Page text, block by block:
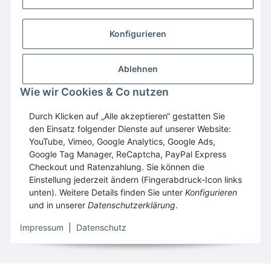
Konfigurieren
Ablehnen
Wie wir Cookies & Co nutzen
Durch Klicken auf „Alle akzeptieren“ gestatten Sie
den Einsatz folgender Dienste auf unserer Website:
YouTube, Vimeo, Google Analytics, Google Ads,
Google Tag Manager, ReCaptcha, PayPal Express
Checkout und Ratenzahlung. Sie können die
Einstellung jederzeit ändern (Fingerabdruck-Icon links
unten). Weitere Details finden Sie unter Konfigurieren
und in unserer Datenschutzerklärung.
Impressum Datenschutz
Wir empfehlen Domaintechnik.at
GESETZLICHE INFORMATIONEN
Vertrag widerrufen
* Alle Preise inkl. gesetzlicher USt., zzgl.